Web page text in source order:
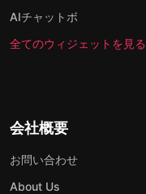
AIチャットボ
全てのウィジェットを見る
会社概要
お問い合わせ
About Us